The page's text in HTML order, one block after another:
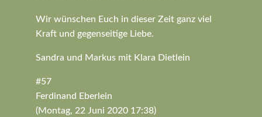
Wir wünschen Euch in dieser Zeit ganz viel
Kraft und gegenseitige Liebe.
Sandra und Markus mit Klara Dietlein
#57
Ferdinand Eberlein
(Montag, 22 Juni 2020 17:38)